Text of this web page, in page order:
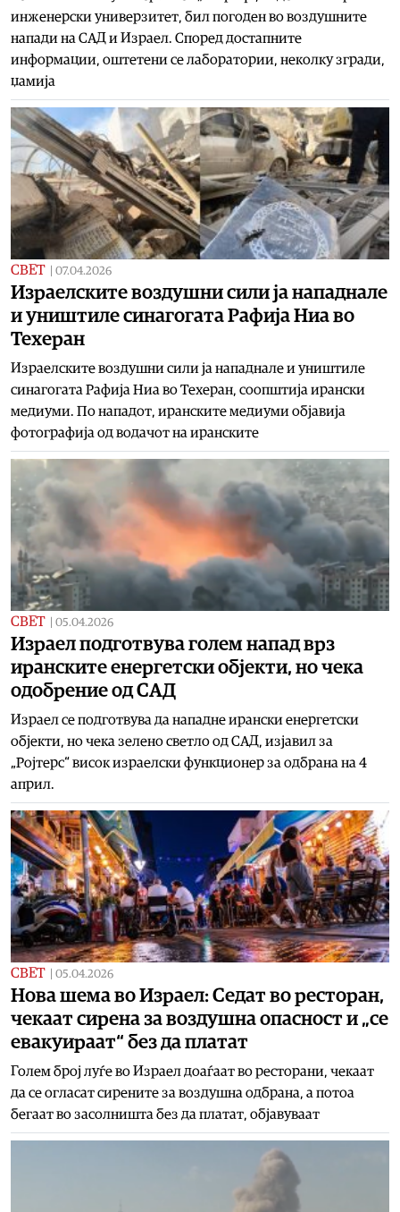
инженерски универзитет, бил погоден во воздушните
напади на САД и Израел. Според достапните
информации, оштетени се лаборатории, неколку згради,
џамија
СВЕТ 07.04.2026
Израелските воздушни сили ја нападнале
и уништиле синагогата Рафија Ниа во
Техеран
Израелските воздушни сили ја нападнале и уништиле
синагогата Рафија Ниа во Техеран, соопштија ирански
медиуми. По нападот, иранските медиуми објавија
фотографија од водачот на иранските
СВЕТ 05.04.2026
Израел подготвува голем напад врз
иранските енергетски објекти, но чека
одобрение од САД
Израел се подготвува да нападне ирански енергетски
објекти, но чека зелено светло од САД, изјавил за
„Ројтерс“ висок израелски функционер за одбрана на 4
април.
СВЕТ 05.04.2026
Нова шема во Израел: Седат во ресторан,
чекаат сирена за воздушна опасност и „се
евакуираат“ без да платат
Голем број луѓе во Израел доаѓаат во ресторани, чекаат
да се огласат сирените за воздушна одбрана, а потоа
бегаат во засолништа без да платат, објавуваат